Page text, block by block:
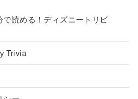
で読める！ディズニートリビ
Trivia